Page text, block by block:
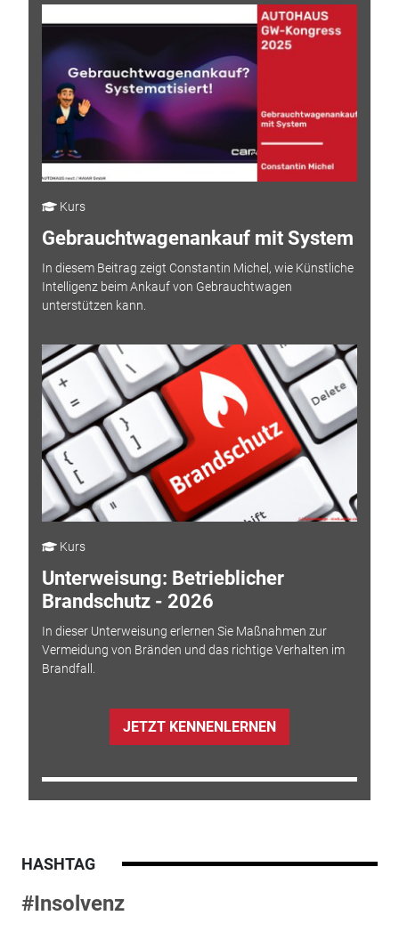
Kurs
Gebrauchtwagenankauf mit System
In diesem Beitrag zeigt Constantin Michel, wie Künstliche
Intelligenz beim Ankauf von Gebrauchtwagen
unterstützen kann.
Kurs
Unterweisung: Betrieblicher
Brandschutz - 2026
In dieser Unterweisung erlernen Sie Maßnahmen zur
Vermeidung von Bränden und das richtige Verhalten im
Brandfall.
JETZT KENNENLERNEN
HASHTAG
#Insolvenz